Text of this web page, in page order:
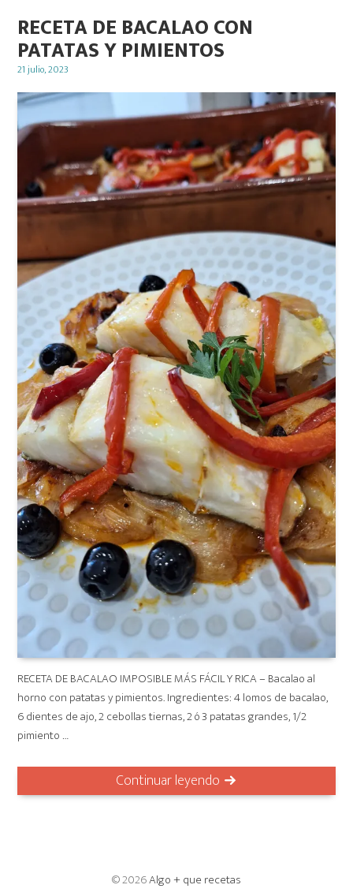
RECETA DE BACALAO CON
PATATAS Y PIMIENTOS
Posted
21 julio, 2023
RECETA DE BACALAO IMPOSIBLE MÁS FÁCIL Y RICA – Bacalao al
horno con patatas y pimientos. Ingredientes: 4 lomos de bacalao,
6 dientes de ajo, 2 cebollas tiernas, 2 ó 3 patatas grandes, 1/2
pimiento …
Continuar leyendo
© 2026Algo + que recetas